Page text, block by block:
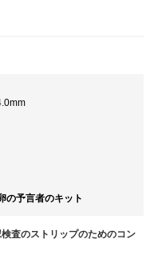
の予言者のキット
査のストリップのためのコン